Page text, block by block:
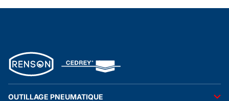
OUTILLAGE PNEUMATIQUE